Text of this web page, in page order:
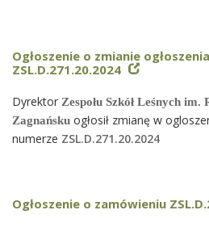
Ogłoszenie o zmianie
ZSL.D.271.20.2024
Dyrektor Zespołu Szkół Leśnych
Zagnańsku ogłosił zmianę w
numerze ZSL.D.271.20.2024
Ogłoszenie o zamówieniu